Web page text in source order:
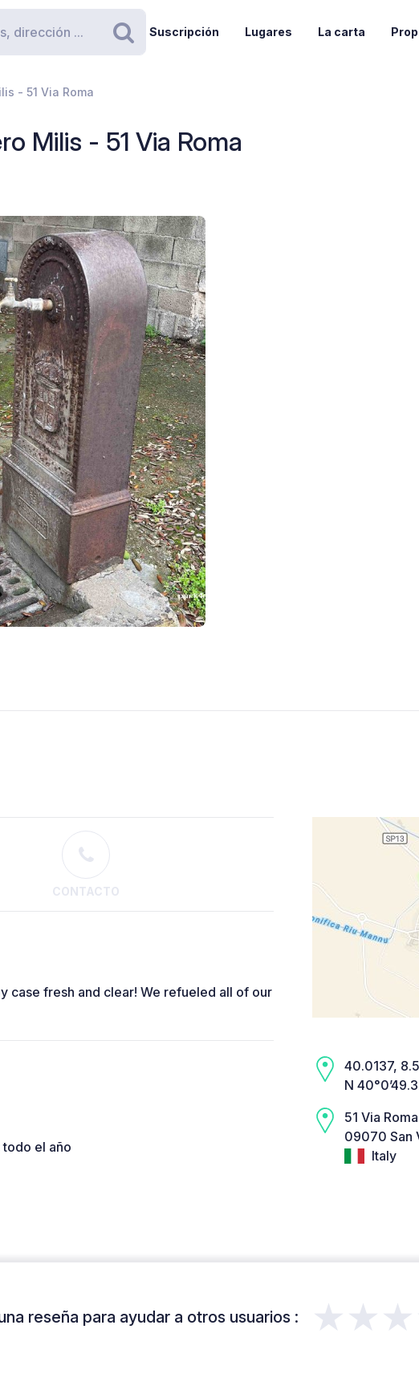
Buscar
Suscripción Lugares La carta
- 51 Via Roma
Milis - 51 Via Roma
CONTACTO
case fresh and clear! We refueled all of our
el año
40.0137,
N
51 Via Roma
09070 San
Italy
reseña para ayudar a otros usuarios :